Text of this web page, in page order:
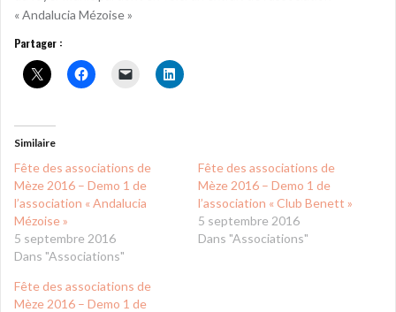
« Andalucia Mézoise »
Partager :
Similaire
Fête des associations de
Mèze 2016 – Demo 1 de
l’association « Andalucia
Mézoise »
5 septembre 2016
Dans "Associations"
Fête des associations de
Mèze 2016 – Demo 1 de
l’association « Club Benett »
5 septembre 2016
Dans "Associations"
Fête des associations de
Mèze 2016 – Demo 1 de